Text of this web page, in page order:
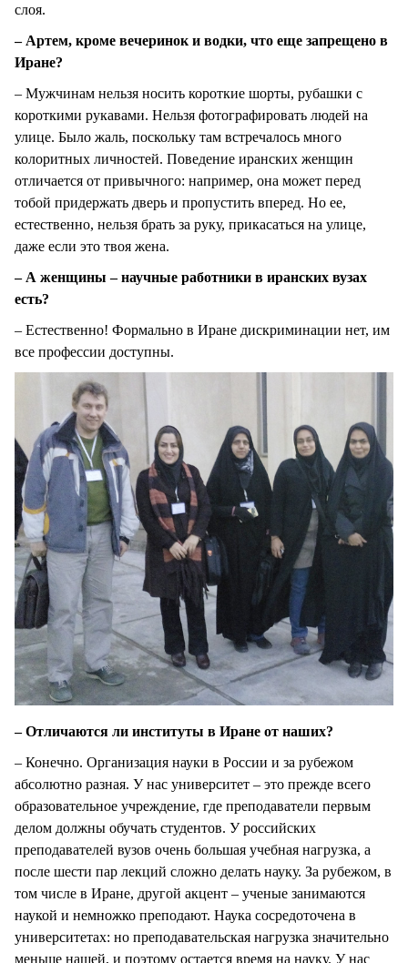
слоя.
– Артем, кроме вечеринок и водки, что еще запрещено в
Иране?
– Мужчинам нельзя носить короткие шорты, рубашки с
короткими рукавами. Нельзя фотографировать людей на
улице. Было жаль, поскольку там встречалось много
колоритных личностей. Поведение иранских женщин
отличается от привычного: например, она может перед
тобой придержать дверь и пропустить вперед. Но ее,
естественно, нельзя брать за руку, прикасаться на улице,
даже если это твоя жена.
– А женщины – научные работники в иранских вузах
есть?
– Естественно! Формально в Иране дискриминации нет, им
все профессии доступны.
– Отличаются ли институты в Иране от наших?
– Конечно. Организация науки в России и за рубежом
абсолютно разная. У нас университет – это прежде всего
образовательное учреждение, где преподаватели первым
делом должны обучать студентов. У российских
преподавателей вузов очень большая учебная нагрузка, а
после шести пар лекций сложно делать науку. За рубежом, в
том числе в Иране, другой акцент – ученые занимаются
наукой и немножко преподают. Наука сосредоточена в
университетах: но преподавательская нагрузка значительно
меньше нашей, и поэтому остается время на науку. У нас